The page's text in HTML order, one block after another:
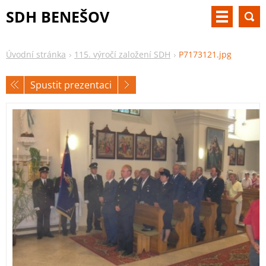
SDH BENEŠOV
Úvodní stránka 115. výročí založení SDH P7173121.jpg
Spustit prezentaci